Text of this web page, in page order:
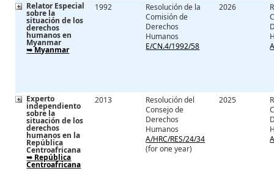
Relator Especial
sobre la
situación de los
derechos
humanos en
Myanmar
➥ Myanmar
1992
Resolución de la
Comisión de
Derechos
Humanos
E/CN.4/1992/58
2026
Experto
independiento
sobre la
situación de los
derechos
humanos en la
República
Centroafricana
➥ República
Centroafricana
2013
Resolución del
Consejo de
Derechos
Humanos
A/HRC/RES/24/34
(for one year)
2025